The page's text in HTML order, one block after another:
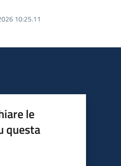
10:25.11
le
questa